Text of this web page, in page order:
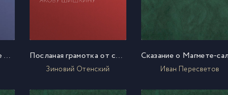
Наказание князьям, иже дают волость и суд небогобойным и лукавым мужам Посланая грамотка от старца Зиновия Отенского монастыря ис пустыни к государеву великого князя дьяку Якову Шишкину
Зиновий Отенский Иван Пересветов